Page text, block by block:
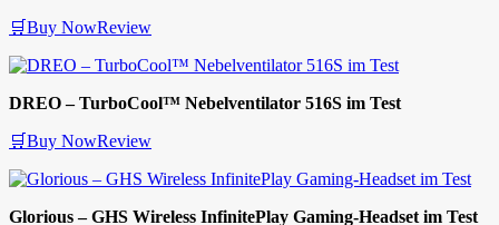
🛒Buy NowReview
DREO – TurboCool™ Nebelventilator 516S im Test
🛒Buy NowReview
Glorious – GHS Wireless InfinitePlay Gaming-Headset im Test